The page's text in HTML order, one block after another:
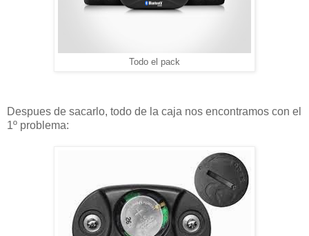
Todo el pack
Despues de sacarlo, todo de la caja nos encontramos con el
1º problema: